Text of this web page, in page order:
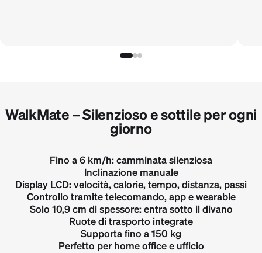
WalkMate – Silenzioso e sottile per ogni
giorno
Fino a 6 km/h: camminata silenziosa
Inclinazione manuale
Display LCD: velocità, calorie, tempo, distanza, passi
Controllo tramite telecomando, app e wearable
Solo 10,9 cm di spessore: entra sotto il divano
Ruote di trasporto integrate
Supporta fino a 150 kg
Perfetto per home office e ufficio